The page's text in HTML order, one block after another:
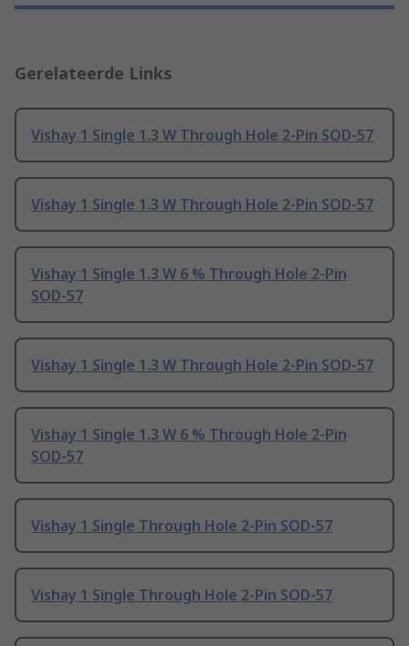
Gerelateerde Links
Vishay 1 Single 1.3 W Through Hole 2-Pin SOD-57
Vishay 1 Single 1.3 W Through Hole 2-Pin SOD-57
Vishay 1 Single 1.3 W 6 % Through Hole 2-Pin
SOD-57
Vishay 1 Single 1.3 W Through Hole 2-Pin SOD-57
Vishay 1 Single 1.3 W 6 % Through Hole 2-Pin
SOD-57
Vishay 1 Single Through Hole 2-Pin SOD-57
Vishay 1 Single Through Hole 2-Pin SOD-57